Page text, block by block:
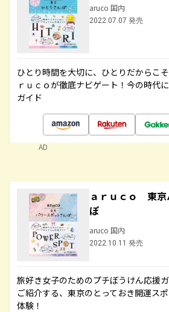
aruco 国内
2022.07.07 発売
ひとり時間を大切に、ひとりだからこ
ｒｕｃｏが徹底ナビゲート！今の時代
ガイド
AD
ａｒｕｃｏ 東京
ぽ
aruco 国内
2022.10.11 発売
旅好き女子のためのプチぼうけん応援
ご紹介する、東京のとっておき開運ス
体験！